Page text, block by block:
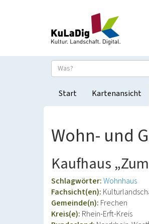
Start Kartenansicht
Wohn- und
Kaufhaus
Schlagwörter:Wohnhaus
Fachsicht(en):
Gemeinde(n): Frechen
Kreis(e): Rhein-Erft-Kreis